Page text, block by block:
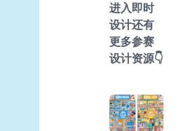
进入即时
设计还有
更多参赛
设计资源👇